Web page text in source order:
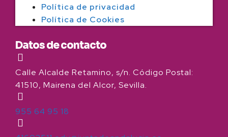
Política de privacidad
Política de Cookies
Datos de contacto
Calle Alcalde Retamino, s/n. Código Postal:
41510, Mairena del Alcor, Sevilla.
955 64 95 18